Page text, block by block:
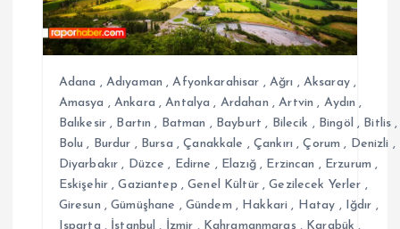
m
Adana , Adıyaman ,Afyonkarahisar , Ağrı , Aksaray,
Amasya ,Ankara ,Antalya , Ardahan ,Artvin , Aydın ,
Balıkesir , Bartın , Batman , Bayburt , Bilecik , Bingöl , Bitlis ,
Bolu , Burdur , Bursa ,Çanakkale , Çankırı ,Çorum , Denizli ,
Diyarbakır , Düzce , Edirne , Elazığ, Erzincan , Erzurum ,
Eskişehir ,Gaziantep ,Genel Kültür,Gezilecek Yerler ,
Giresun ,Gümüşhane , Gündem , Hakkari , Hatay , Iğdır ,
Isparta , İstanbul , İzmir , Kahramanmaraş , Karabük ,